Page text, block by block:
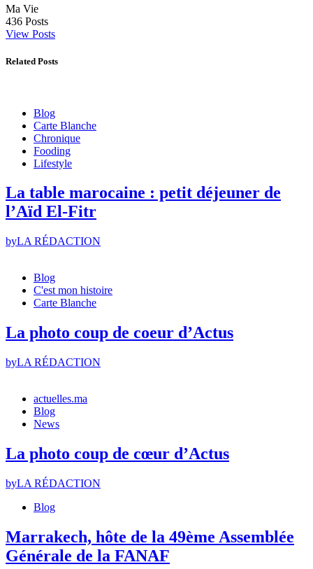
Ma Vie
436 Posts
View Posts
Related Posts
Blog
Carte Blanche
Chronique
Fooding
Lifestyle
La table marocaine : petit déjeuner de
l’Aïd El-Fitr
byLA RÉDACTION
Blog
C'est mon histoire
Carte Blanche
La photo coup de coeur d’Actus
byLA RÉDACTION
actuelles.ma
Blog
News
La photo coup de cœur d’Actus
byLA RÉDACTION
Blog
Marrakech, hôte de la 49ème Assemblée
Générale de la FANAF